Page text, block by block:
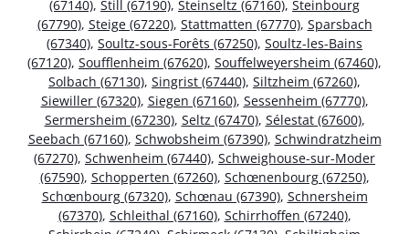
(67140), Still (67190), Steinseltz (67160), Steinbourg
(67790), Steige (67220), Stattmatten (67770), Sparsbach
(67340), Soultz-sous-Forêts (67250), Soultz-les-Bains
(67120), Soufflenheim (67620), Souffelweyersheim (67460),
Solbach (67130), Singrist (67440), Siltzheim (67260),
Siewiller (67320), Siegen (67160), Sessenheim (67770),
Sermersheim (67230), Seltz (67470), Sélestat (67600),
Seebach (67160), Schwobsheim (67390), Schwindratzheim
(67270), Schwenheim (67440), Schweighouse-sur-Moder
(67590), Schopperten (67260), Schœnenbourg (67250),
Schœnbourg (67320), Schœnau (67390), Schnersheim
(67370), Schleithal (67160), Schirrhoffen (67240),